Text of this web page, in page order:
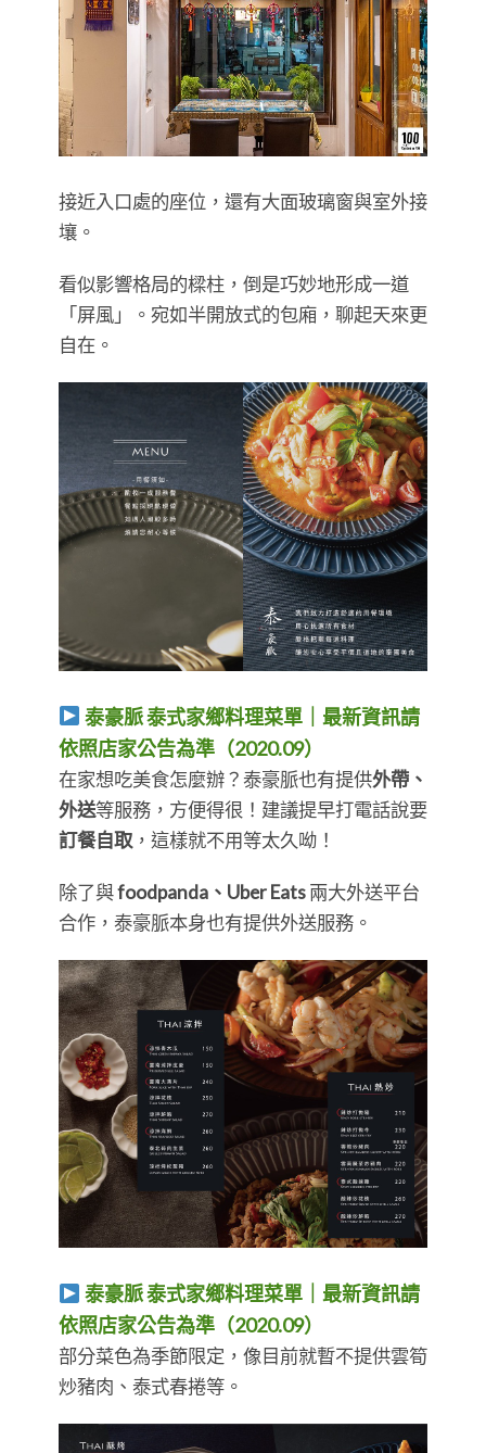
接近入口處的座位，還有大面玻璃窗與室外接
壤。
看似影響格局的樑柱，倒是巧妙地形成一道
「屏風」。宛如半開放式的包廂，聊起天來更
自在。
泰豪脈 泰式家鄉料理菜單｜最新資訊請
依照店家公告為準（2020.09）
在家想吃美食怎麼辦？泰豪脈也有提供外帶、
外送等服務，方便得很！建議提早打電話說要
訂餐自取 ，這樣就不用等太久呦！
除了與foodpanda、Uber Eats兩大外送平台
合作，泰豪脈本身也有提供外送服務。
泰豪脈 泰式家鄉料理菜單｜最新資訊請
依照店家公告為準（2020.09）
部分菜色為季節限定，像目前就暫不提供雲筍
炒豬肉、泰式春捲等。